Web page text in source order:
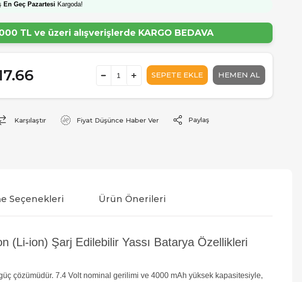
En Geç Pazartesi Kargoda!
TL ve üzeri alışverişlerde KARGO BEDAVA
Karşılaştır Fiyat Düşünce Haber Ver Paylaş
Seçenekleri Ürün Önerileri
(Li-ion) Şarj Edilebilir Yassı Batarya Özellikleri
çözümüdür. 7.4 Volt nominal gerilimi ve 4000 mAh yüksek kapasitesiyle,